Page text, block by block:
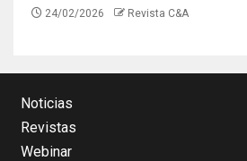
24/02/2026 Revista C&A
Noticias
Revistas
Webinar